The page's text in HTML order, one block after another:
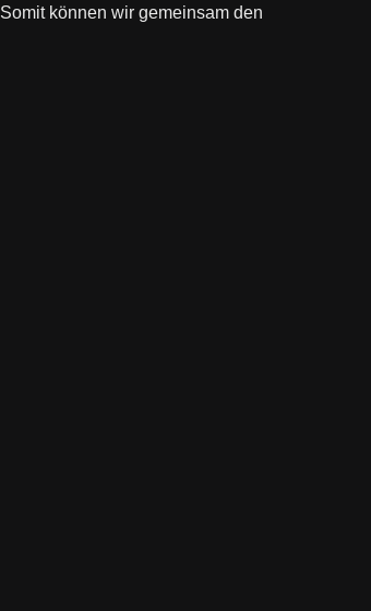
Somit können wir gemeinsam den